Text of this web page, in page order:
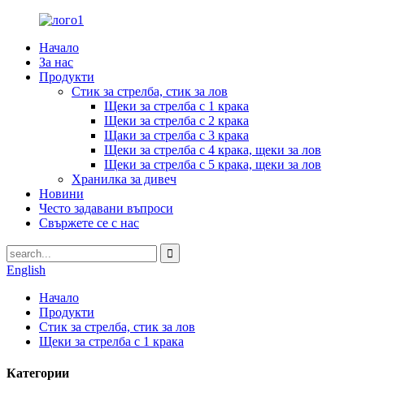
Начало
За нас
Продукти
Стик за стрелба, стик за лов
Щеки за стрелба с 1 крака
Щеки за стрелба с 2 крака
Щаки за стрелба с 3 крака
Щеки за стрелба с 4 крака, щеки за лов
Щеки за стрелба с 5 крака, щеки за лов
Хранилка за дивеч
Новини
Често задавани въпроси
Свържете се с нас
English
Начало
Продукти
Стик за стрелба, стик за лов
Щеки за стрелба с 1 крака
Категории